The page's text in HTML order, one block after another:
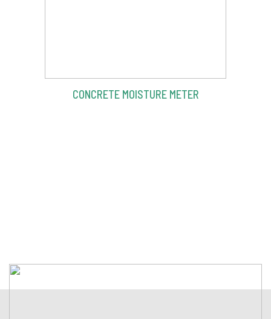
CONCRETE MOISTURE METER